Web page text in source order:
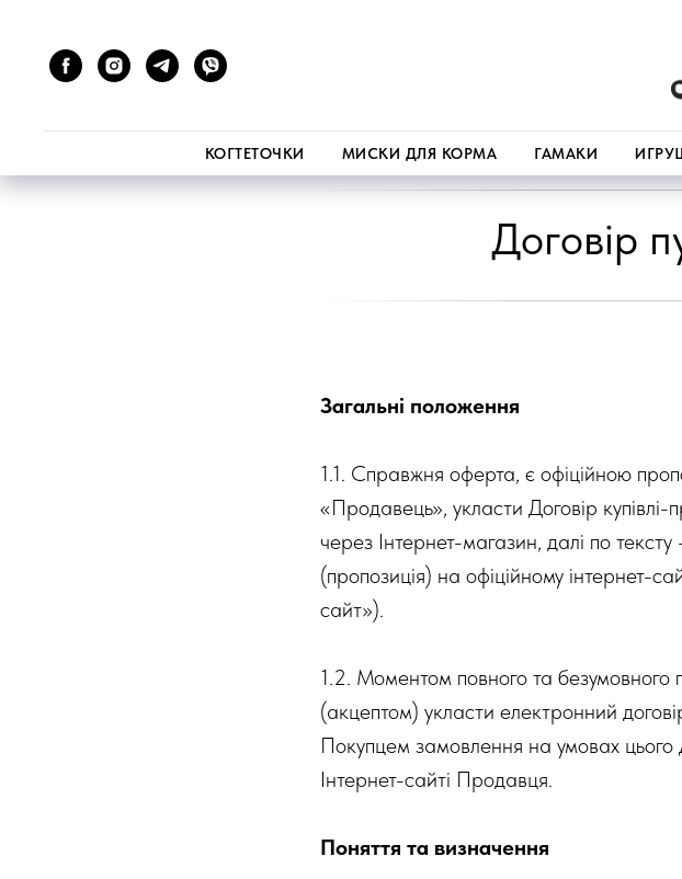
КОГТЕТОЧКИ МИСКИ ДЛЯ КОРМА ГАМАКИ
Договір
Загальні положення
1.1. Справжня оферта, є офіційною
«Продавець», укласти Договір
через Інтернет-магазин, далі по
(пропозиція) на офіційному інтернет-
сайт»).
1.2. Моментом повного та безумовного
(акцептом) укласти електронний
Покупцем замовлення на умовах
Інтернет-сайті Продавця.
Поняття та визначення